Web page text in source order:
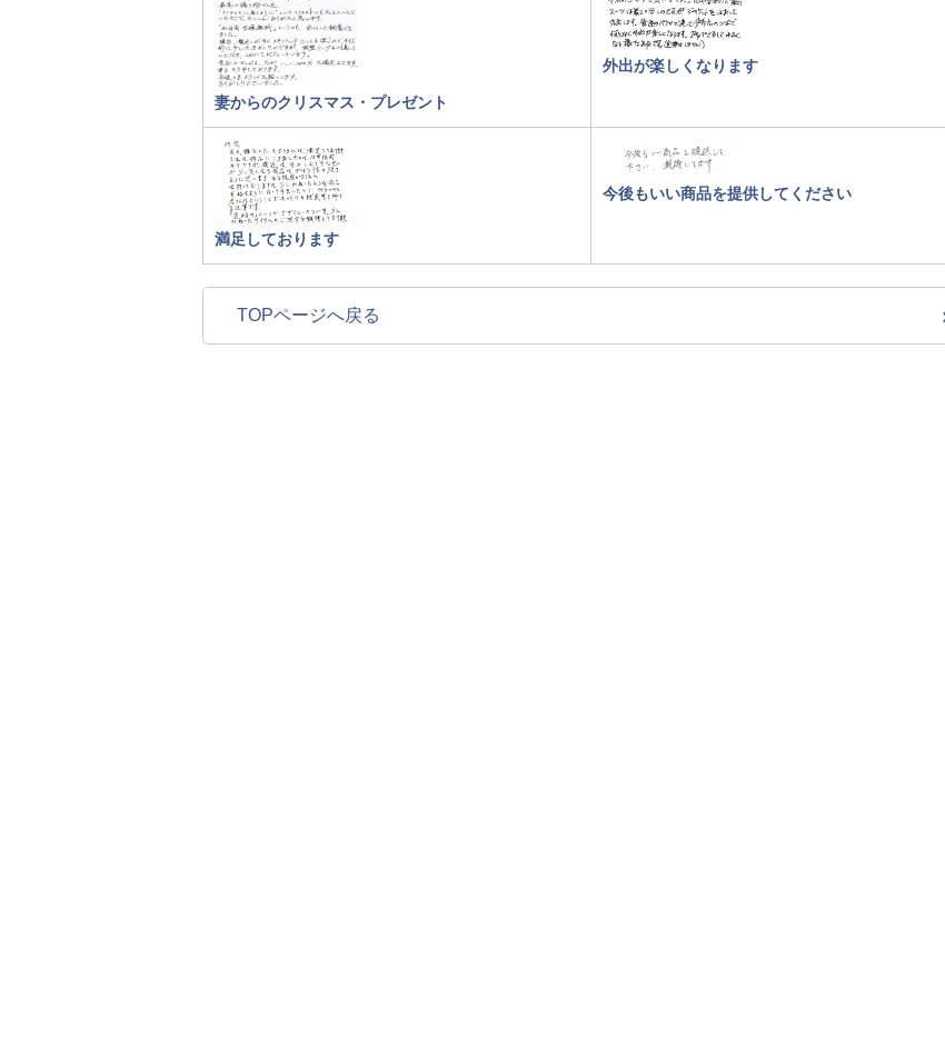
妻からのクリスマス・プレゼント
外出が楽しくなります
満足しております
今後もいい商品を提供してください
TOPページへ戻る